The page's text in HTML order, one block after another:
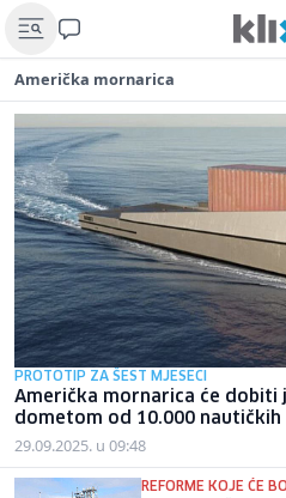
Američka mornarica
PROTOTIP ZA ŠEST MJESECI
Američka mornarica će dobiti
dometom od 10.000 nautičkih
29.09.2025. u 09:48
REFORME KOJE ĆE